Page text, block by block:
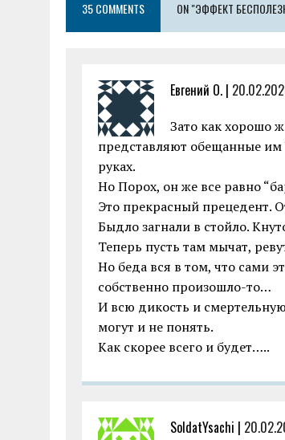
o
k
p
p
er
35 COMMENTS ON "ЭФФЕКТ
Евгений О. |
Зато как хорошо
представляют обещанные им
руках.
Но Порох, он же все равно
Это прекрасный прецедент.
Быдло загнали в стойло.
Теперь пусть там мычат,
Но беда вся в том, что сами
собственно произошло-то…
И всю дикость и
могут и не понять.
Как скорее всего и будет…..
SoldatYsachi |